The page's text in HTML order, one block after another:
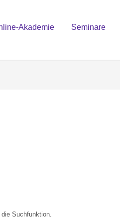
Akademie Seminare
Suchfunktion.